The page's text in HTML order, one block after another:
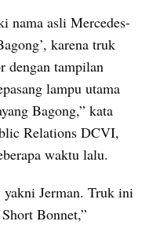
nama asli Mercedes-
karena truk
dengan tampilan
lampu utama
Bagong,” kata
Relations DCVI,
waktu lalu.
yakni Jerman. Truk ini
Bonnet,”